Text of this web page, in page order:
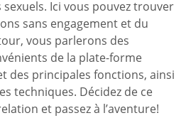
Ici vous pouvez trouver
sans engagement et du
vous parlerons des
de la plate-forme
des principales fonctions, ainsi
techniques. Décidez de ce
et passez à l’aventure!